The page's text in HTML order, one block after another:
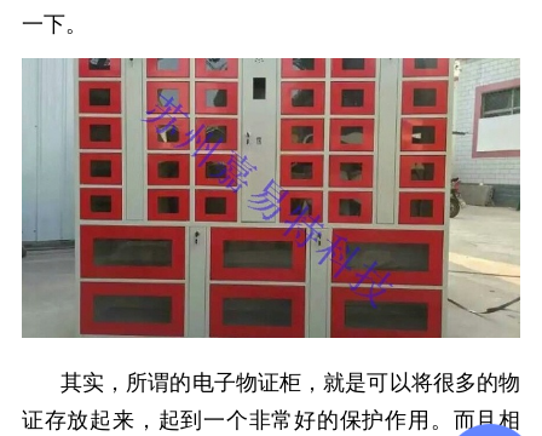
一下。
其实，所谓的电子物证柜，就是可以将很多的物
证存放起来，起到一个非常好的保护作用。而且相